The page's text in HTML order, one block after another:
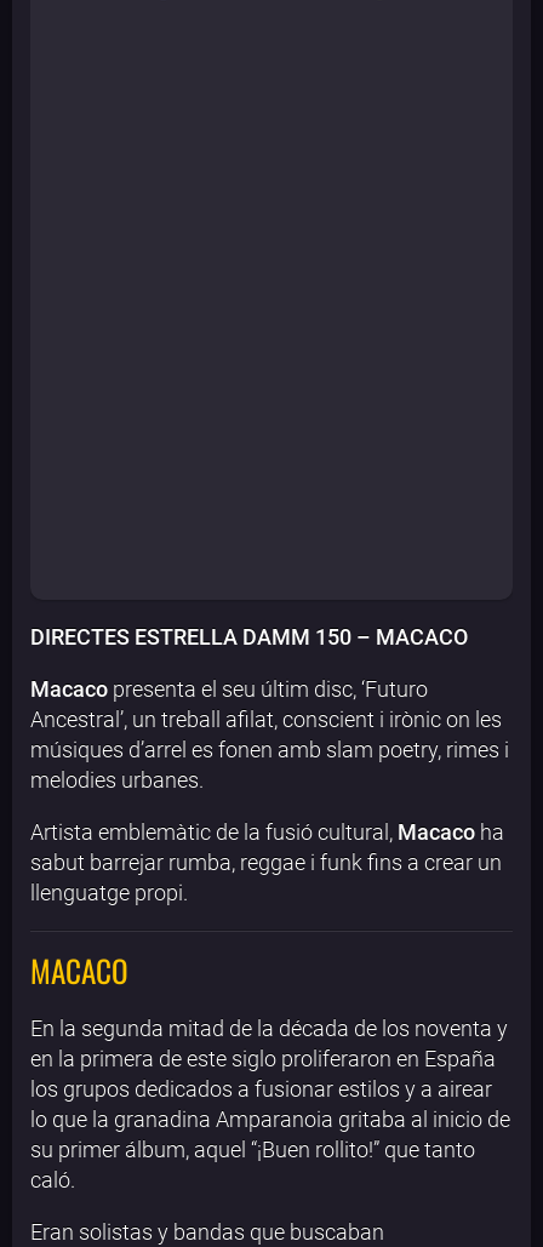
DIRECTES ESTRELLA DAMM 150 – MACACO
Macaco presenta el seu últim disc, ‘Futuro
Ancestral’, un treball afilat, conscient i irònic on les
músiques d’arrel es fonen amb slam poetry, rimes i
melodies urbanes.
Artista emblemàtic de la fusió cultural, Macaco ha
sabut barrejar rumba, reggae i funk fins a crear un
llenguatge propi.
MACACO
En la segunda mitad de la década de los noventa y
en la primera de este siglo proliferaron en España
los grupos dedicados a fusionar estilos y a airear
lo que la granadina Amparanoia gritaba al inicio de
su primer álbum, aquel “¡Buen rollito!” que tanto
caló.
Eran solistas y bandas que buscaban